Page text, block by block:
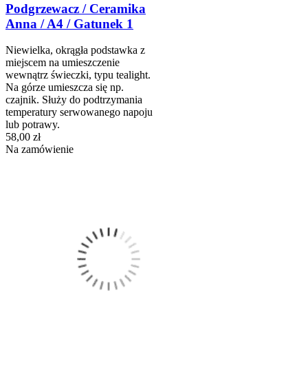
Podgrzewacz / Ceramika
Anna / A4 / Gatunek 1
Niewielka, okrągła podstawka z
miejscem na umieszczenie
wewnątrz świeczki, typu tealight.
Na górze umieszcza się np.
czajnik. Służy do podtrzymania
temperatury serwowanego napoju
lub potrawy.
58,00 zł
Na zamówienie